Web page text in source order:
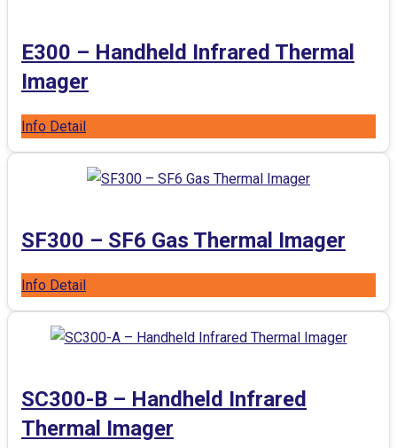
E300 – Handheld Infrared Thermal
Imager
Info Detail
SF300 – SF6 Gas Thermal Imager
Info Detail
SC300-B – Handheld Infrared
Thermal Imager